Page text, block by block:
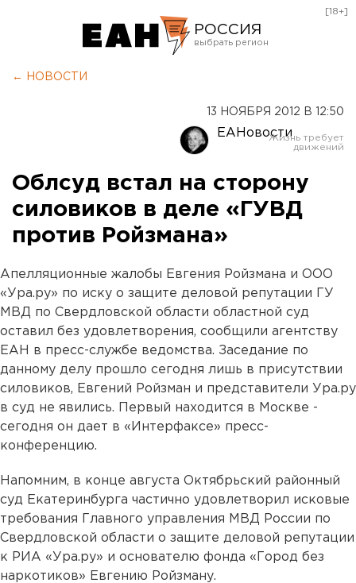
РОССИЯ
Оренбург
[18+]
← НОВОСТИ
13 НОЯБРЯ 2012 В 12:50
ЕАНовости
Облсуд встал на сторону
силовиков в деле «ГУВД
против Ройзмана»
Апелляционные жалобы Евгения Ройзмана и ООО
«Ура.ру» по иску о защите деловой репутации ГУ
МВД по Свердловской области областной суд
оставил без удовлетворения, сообщили агентству
ЕАН в пресс-службе ведомства. Заседание по
данному делу прошло сегодня лишь в присутствии
силовиков, Евгений Ройзман и представители Ура.ру
в суд не явились. Первый находится в Москве -
сегодня он дает в «Интерфаксе» пресс-
конференцию.
Напомним, в конце августа Октябрьский районный
суд Екатеринбурга частично удовлетворил исковые
требования Главного управления МВД России по
Свердловской области о защите деловой репутации
к РИА «Ура.ру» и основателю фонда «Город без
наркотиков» Евгению Ройзману.